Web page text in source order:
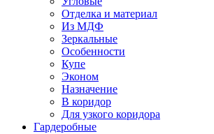
Отделка и материал
Из МДФ
Зеркальные
Особенности
Купе
Эконом
Назначение
В коридор
Для узкого коридора
Гардеробные